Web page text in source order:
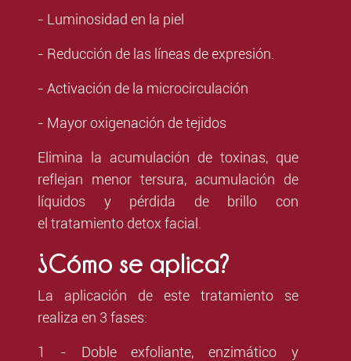
- Luminosidad en la piel
- Reducción de las líneas de expresión.
- Activación de la microcirculación
- Mayor oxigenación de tejidos
Elimina la acumulación de toxinas, que
reflejan menor tersura, acumulación de
líquidos y pérdida de brillo con
el tratamiento detox facial.
¿Cómo se aplica?
La aplicación de este tratamiento se
realiza en 3 fases:
1 - Doble exfoliante, enzimático y